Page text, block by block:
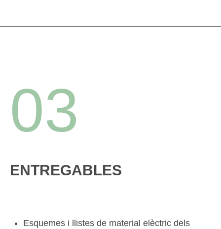
03
ENTREGABLES
Esquemes i llistes de material elèctric dels